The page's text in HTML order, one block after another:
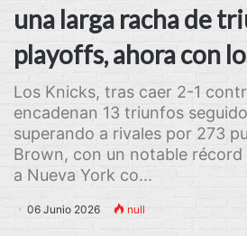
una larga racha de
playoffs, ahora con
Los Knicks, tras caer 2-1
encadenan 13 triunfos
superando a rivales por 273
Brown, con un notable
a Nueva York co...
06 Junio 2026 null